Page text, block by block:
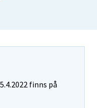
finns på